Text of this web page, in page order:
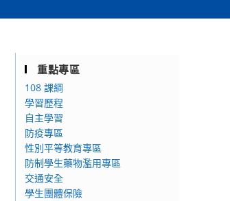
重點專區
108 課綱
學習歷程
自主學習
防疫專區
性別平等教育專區
防制學生藥物濫用專區
交通安全
學生團體保險